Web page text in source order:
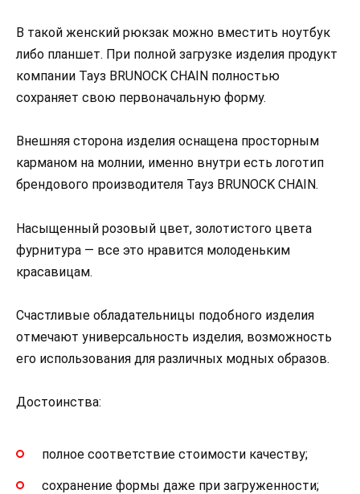
В такой женский рюкзак можно вместить ноутбук
либо планшет. При полной загрузке изделия продукт
компании Тауз BRUNOCK CHAIN полностью
сохраняет свою первоначальную форму.
Внешняя сторона изделия оснащена просторным
карманом на молнии, именно внутри есть логотип
брендового производителя Тауз BRUNOCK CHAIN.
Насыщенный розовый цвет, золотистого цвета
фурнитура — все это нравится молоденьким
красавицам.
Счастливые обладательницы подобного изделия
отмечают универсальность изделия, возможность
его использования для различных модных образов.
Достоинства:
полное соответствие стоимости качеству;
сохранение формы даже при загруженности;